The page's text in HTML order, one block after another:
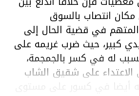
مكان انتصاب بالسوق
المتهم في قضية الحال إلى
كبير، حيث ضرب غريمه على
له في كسر بالجمجمة،
الاعتداء على شقيق الشاب
له أيضا في كسور على مستوى